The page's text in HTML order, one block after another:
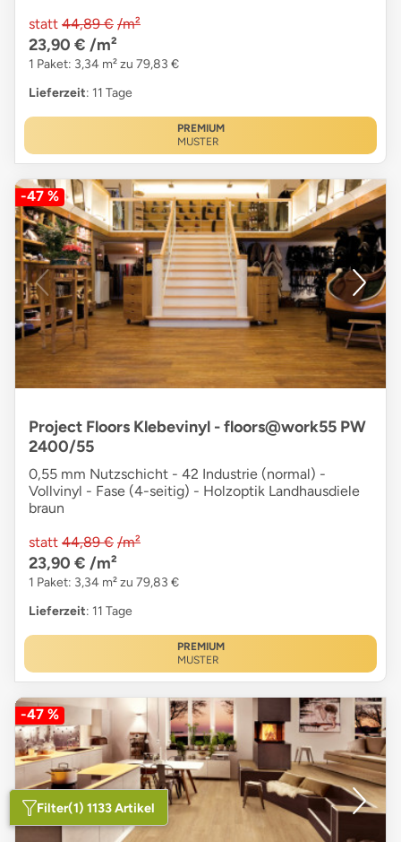
statt 44,89 € /m²
23,90 € /m²
1 Paket: 3,34 m² zu 79,83 €
Lieferzeit: 11 Tage
PREMIUM
MUSTER
-47 %
Project Floors Klebevinyl - floors@work55 PW
2400/55
0,55 mm Nutzschicht - 42 Industrie (normal) -
Vollvinyl - Fase (4-seitig) - Holzoptik Landhausdiele
braun
statt 44,89 € /m²
23,90 € /m²
1 Paket: 3,34 m² zu 79,83 €
Lieferzeit: 11 Tage
PREMIUM
MUSTER
-47 %
Filter(1) 1133 Artikel